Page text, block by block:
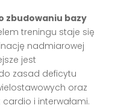
zbudowaniu bazy
treningu staje się
nadmiarowej
jest
zasad deficytu
oraz
i interwałami.